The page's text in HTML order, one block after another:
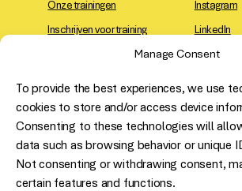
Manage Consent
To provide the best experiences, we use
cookies to store and/or access device
Consenting to these technologies will
data such as browsing behavior or unique
Not consenting or withdrawing consent,
certain features and functions.
Onze trainingen
Inschrijven voor training
Instagram
LinkedIn
TikTok
Den Haag : Saturnusstraat 14,
2516 AH
: Westblaak 5, 3012